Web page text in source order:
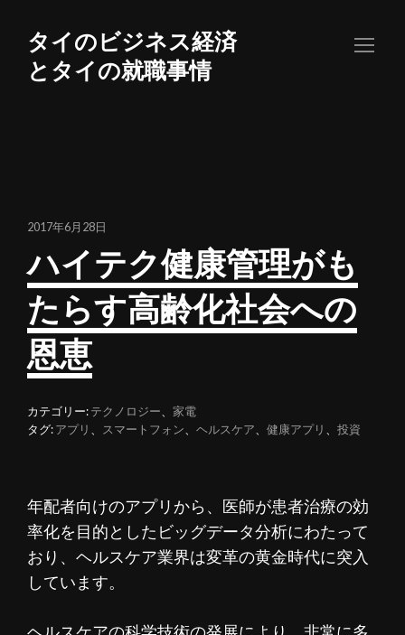
ン
テ
ン
タイのビジネス経済
とタイの就職事情
2017年6月28日
ハイテク健康管理がも
たらす高齢化社会への
恩恵
カテゴリー: テクノロジー、 家電
タグ: アプリ 、 スマートフォン、 ヘルスケア、 健康アプリ 、 投資
年配者向けのアプリから、医師が患者治療の効
率化を目的としたビッグデータ分析にわたって
おり、ヘルスケア業界は変革の黄金時代に突入
しています。